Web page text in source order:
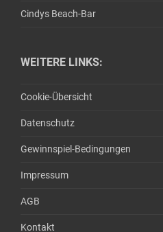
Cindys Beach-Bar
WEITERE LINKS:
Cookie-Übersicht
Datenschutz
Gewinnspiel-Bedingungen
Impressum
AGB
Kontakt